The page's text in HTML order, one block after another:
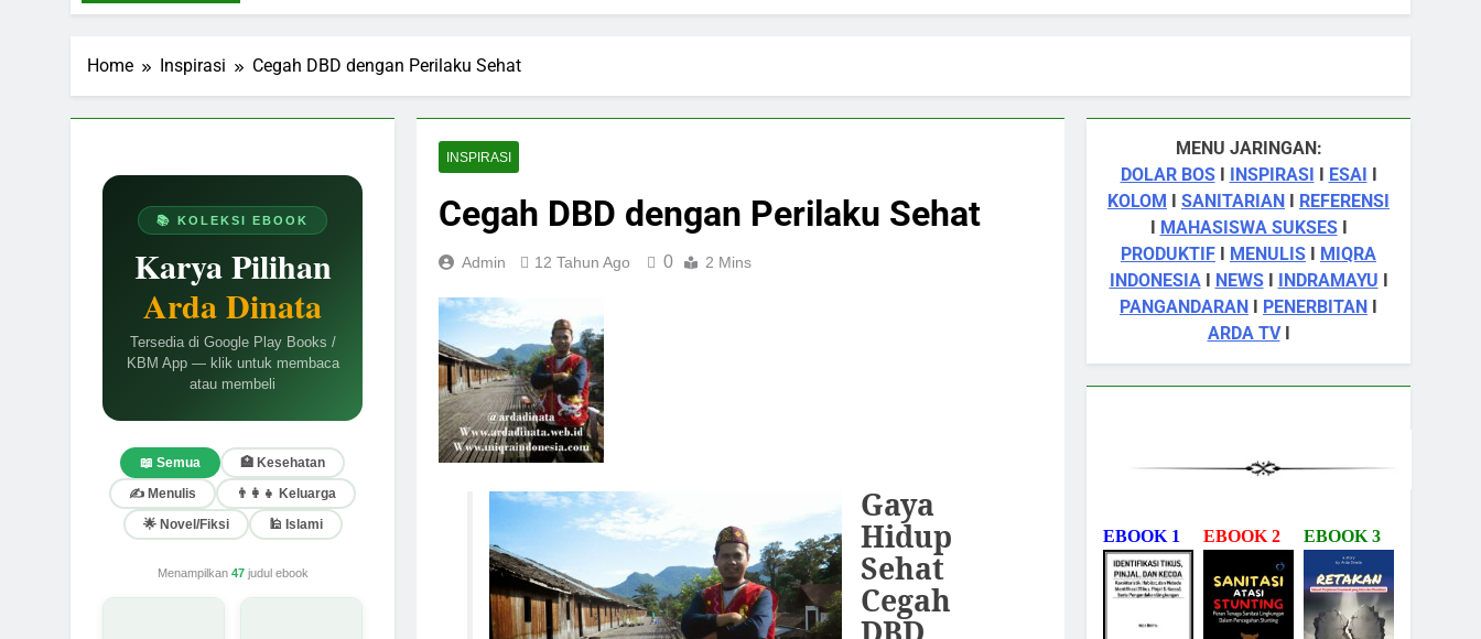
Home Inspirasi Cegah DBD dengan Perilaku Sehat
📚 KOLEKSI EBOOK
Karya Pilihan
Arda Dinata
Tersedia di Google Play Books /
KBM App — klik untuk membaca
atau membeli
📖 Semua
🏥 Kesehatan
✍️ Menulis
👨‍👩‍👧 Keluarga
🌟 Novel/Fiksi
🕌 Islami
Menampilkan 47judul ebook
INSPIRASI
Cegah DBD dengan Perilaku Sehat
Admin 12 Tahun Ago 0 2 Mins
Gaya
Hidup
Sehat
Cegah
MENU JARINGAN:
DOLAR BOSI INSPIRASI I ESAI I
KOLOM I SANITARIAN I REFERENSI
I MAHASISWA SUKSESI
PRODUKTIF I MENULIS I MIQRA
INDONESIAI NEWSI INDRAMAYU I
PANGANDARAN I PENERBITAN I
ARDA TVI
EBOOK 1 EBOOK 2 EBOOK 3